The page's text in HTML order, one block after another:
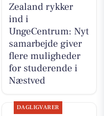
Zealand rykker
ind i
UngeCentrum: Nyt
samarbejde giver
flere muligheder
for studerende i
Næstved
DAGLIGVARER